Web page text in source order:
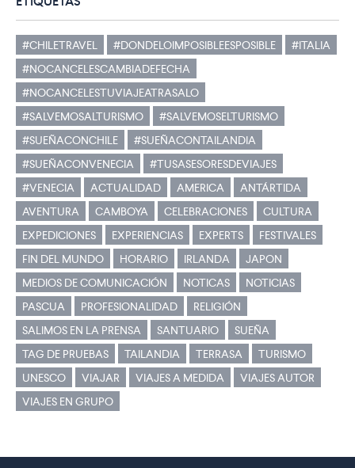
#CHILETRAVEL #DONDELOIMPOSIBLEESPOSIBLE
#ITALIA
#NOCANCELESCAMBIADEFECHA
#NOCANCELESTUVIAJEATRASALO
#SALVEMOSALTURISMO
#SALVEMOSELTURISMO
#SUEÑACONCHILE
#SUEÑACONTAILANDIA
#SUEÑACONVENECIA
#TUSASESORESDEVIAJES
#VENECIA
ACTUALIDAD AMERICA
ANTÁRTIDA
AVENTURA
CAMBOYA CELEBRACIONES
CULTURA
EXPEDICIONES
EXPERIENCIAS EXPERTS
FESTIVALES
FIN DEL MUNDO
HORARIO IRLANDA
JAPON
MEDIOS DE COMUNICACIÓN
NOTICAS
NOTICIAS
PASCUA
PROFESIONALIDAD
RELIGIÓN
SALIMOS EN LA PRENSA
SANTUARIO
SUEÑA
TAG DE PRUEBAS
TAILANDIA TERRASA
TURISMO
UNESCO
VIAJAR VIAJES A MEDIDA
VIAJES AUTOR
VIAJES EN GRUPO